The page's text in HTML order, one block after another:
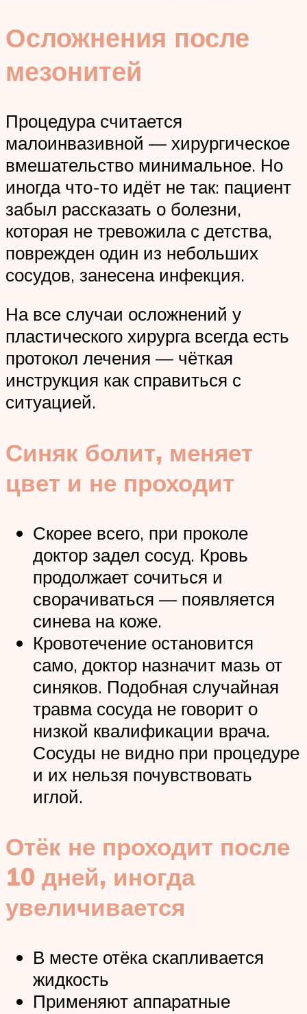
Осложнения после
мезонитей
Процедура считается
малоинвазивной — хирургическое
вмешательство минимальное. Но
иногда что-то идёт не так: пациент
забыл рассказать о болезни,
которая не тревожила с детства,
поврежден один из небольших
сосудов, занесена инфекция.
На все случаи осложнений у
пластического хирурга всегда есть
протокол лечения — чёткая
инструкция как справиться с
ситуацией.
Синяк болит, меняет
цвет и не проходит
Скорее всего, при проколе
доктор задел сосуд. Кровь
продолжает сочиться и
сворачиваться — появляется
синева на коже.
Кровотечение остановится
само, доктор назначит мазь от
синяков. Подобная случайная
травма сосуда не говорит о
низкой квалификации врача.
Сосуды не видно при процедуре
и их нельзя почувствовать
иглой.
Отёк не проходит после
10 дней, иногда
увеличивается
В месте отёка скапливается
жидкость
Применяют аппаратные